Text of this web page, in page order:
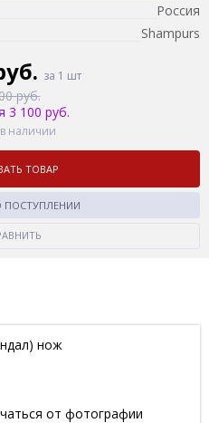
Россия
Shampurs
за 1 шт
руб.
3 100 руб.
наличии
ТОВАР
нож
от фотографии